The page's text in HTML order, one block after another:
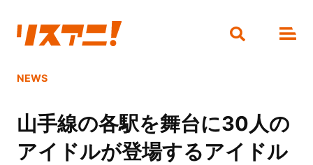
NEWS
山手線の各駅を舞台に30人の
アイドルが登場するアイドル